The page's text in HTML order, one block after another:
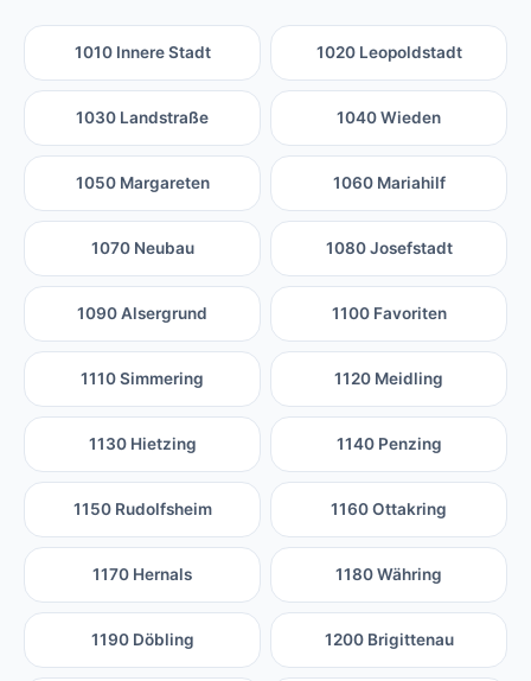
1010 Innere Stadt 1020 Leopoldstadt
1030 Landstraße 1040 Wieden
1050 Margareten 1060 Mariahilf
1070 Neubau 1080 Josefstadt
1090 Alsergrund 1100 Favoriten
1110 Simmering 1120 Meidling
1130 Hietzing 1140 Penzing
1150 Rudolfsheim 1160 Ottakring
1170 Hernals 1180 Währing
1190 Döbling 1200 Brigittenau